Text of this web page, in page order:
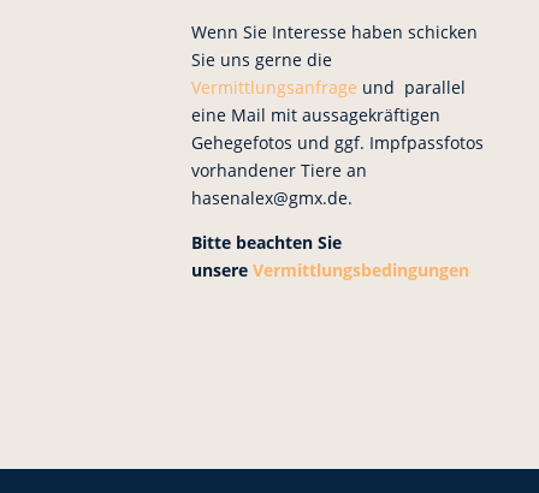
Wenn Sie Interesse haben schicken
Sie uns gerne die
Vermittlungsanfrage und parallel
eine Mail mit aussagekräftigen
Gehegefotos und ggf. Impfpassfotos
vorhandener Tiere an
hasenalex@gmx.de.
Bitte beachten Sie
unsere Vermittlungsbedingungen